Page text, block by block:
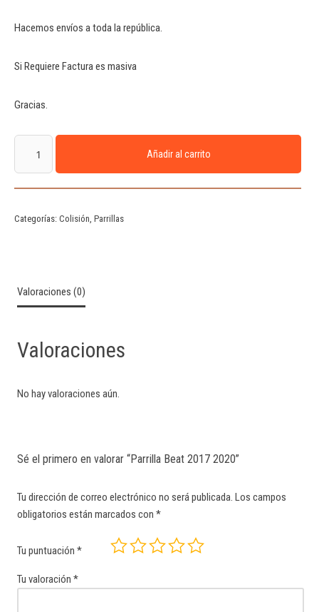
Hacemos envíos a toda la república.
Si Requiere Factura es masiva
Gracias.
Añadir al carrito
Categorías: Colisión, Parrillas
Valoraciones (0)
Valoraciones
No hay valoraciones aún.
Sé el primero en valorar “Parrilla Beat 2017 2020”
Tu dirección de correo electrónico no será publicada. Los campos
obligatorios están marcados con *
Tu puntuación *
Tu valoración *